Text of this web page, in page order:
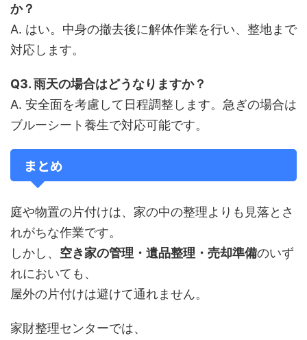
か？
A. はい。中身の撤去後に解体作業を行い、整地まで
対応します。
Q3. 雨天の場合はどうなりますか？
A. 安全面を考慮して日程調整します。急ぎの場合は
ブルーシート養生で対応可能です。
まとめ
庭や物置の片付けは、家の中の整理よりも見落とさ
れがちな作業です。
しかし、 空き家の管理・遺品整理・売却準備のいず
れにおいても、
屋外の片付けは避けて通れません。
家財整理センターでは、